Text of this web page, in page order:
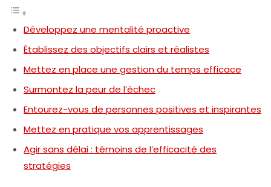
Développez une mentalité proactive
Établissez des objectifs clairs et réalistes
Mettez en place une gestion du temps efficace
Surmontez la peur de l’échec
Entourez-vous de personnes positives et inspirantes
Mettez en pratique vos apprentissages
Agir sans délai : témoins de l’efficacité des
stratégies